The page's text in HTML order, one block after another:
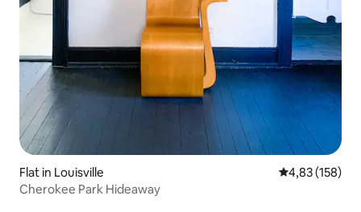
Flat in Louisville Gemiddelde
4,83 (158)
Cherokee Park Hideaway